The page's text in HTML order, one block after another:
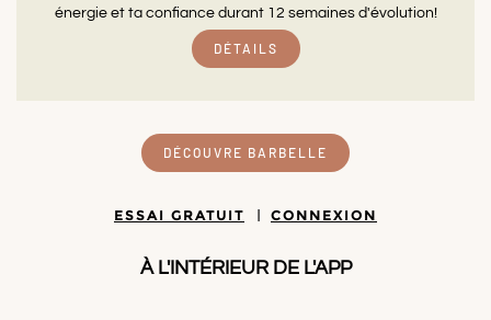
énergie et ta confiance durant 12 semaines d'évolution!
DÉTAILS
DÉCOUVRE BARBELLE
ESSAI GRATUIT CONNEXION
À L'INTÉRIEUR DE L'APP